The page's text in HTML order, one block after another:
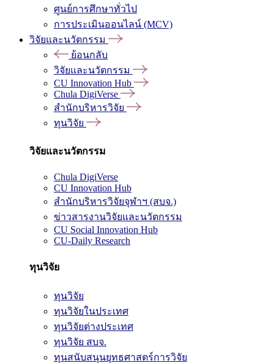
ศูนย์การศึกษาทั่วไป
การประเมินออนไลน์ (MCV)
วิจัยและนวัตกรรม
ย้อนกลับ
วิจัยและนวัตกรรม
CU Innovation Hub
Chula DigiVerse
สำนักบริหารวิจัย
ทุนวิจัย
วิจัยและนวัตกรรม
Chula DigiVerse
CU Innovation Hub
สำนักบริหารวิจัยจุฬาฯ (สบจ.)
ข่าวสารงานวิจัยและนวัตกรรม
CU Social Innovation Hub
CU-Daily Research
ทุนวิจัย
ทุนวิจัย
ทุนวิจัยในประเทศ
ทุนวิจัยต่างประเทศ
ทุนวิจัย สบจ.
ทุนสนับสนุนยุทธศาสตร์การวิจัย